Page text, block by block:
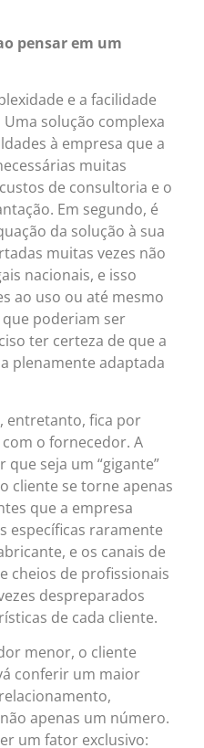
pensar em um
e a facilidade
solução complexa
à empresa que a
muitas
de consultoria e o
Em segundo, é
da solução à sua
muitas vezes não
nacionais, e isso
ao uso ou até mesmo
poderiam ser
ter certeza de que a
plenamente adaptada
entretanto, fica por
o fornecedor. A
seja um “gigante”
cliente se torne apenas
que a empresa
específicas raramente
e os canais de
cheios de profissionais
despreparados
de cada cliente.
menor, o cliente
conferir um maior
apenas um número.
um fator exclusivo: